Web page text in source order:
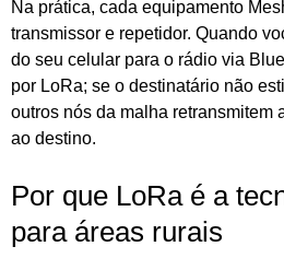
Na prática, cada equipamento
transmissor e repetidor. Quando
do seu celular para o rádio via
por LoRa; se o destinatário não
outros nós da malha retransmitem
ao destino.
Por que LoRa é a
para áreas rurais